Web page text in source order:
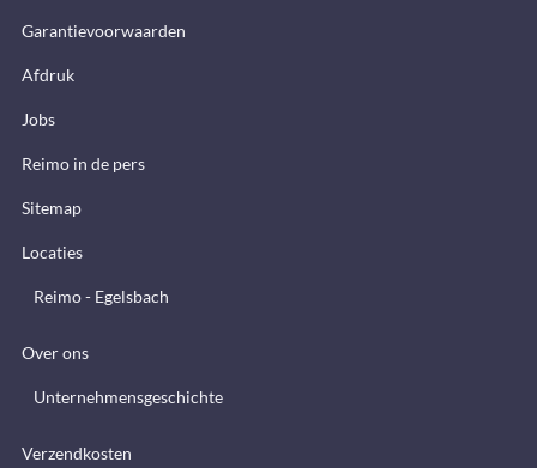
Garantievoorwaarden
Afdruk
Jobs
Reimo in de pers
Sitemap
Locaties
Reimo - Egelsbach
Over ons
Unternehmensgeschichte
Verzendkosten